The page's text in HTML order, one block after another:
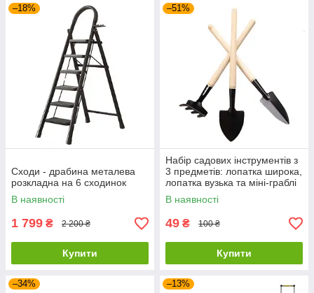
–18%
Сходи - драбина металева
розкладна на 6 сходинок
В наявності
1 799 ₴ 2 200 ₴
Купити
–51%
Набір садових інструментів з
3 предметів: лопатка широка,
лопатка вузька та міні-граблі
В наявності
49 ₴ 100 ₴
Купити
–34% –13%